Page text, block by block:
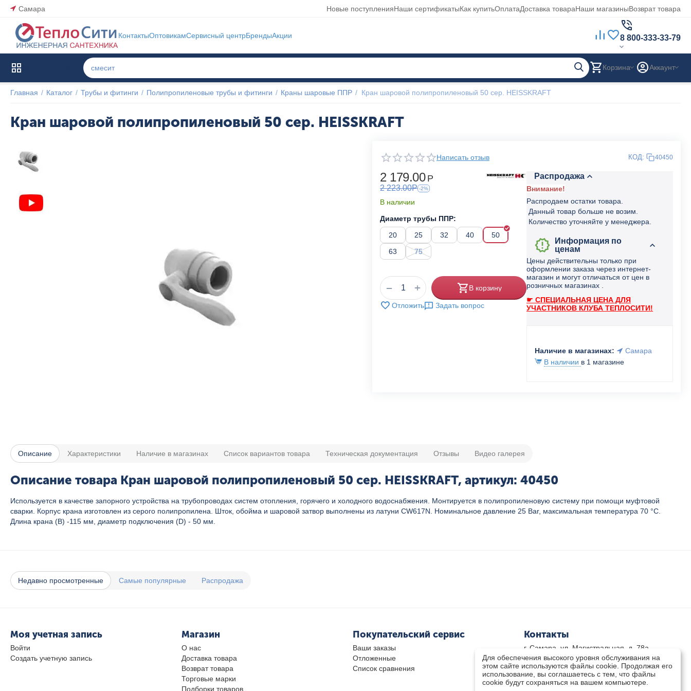
Самара Новые поступленияНаши сертификатыКак купитьОплатаДоставка товараНаши магазиныВозврат товара
КонтактыОптовикамСервисный центрБрендыАкции 8 800-333-33-79
Корзина Аккаунт
Главная / Каталог / Трубы и фитинги / Полипропиленовые трубы и фитинги / Краны шаровые ППР / Кран шаровой полипропиленовый 50 сер. HEISSKRAFT
Кран шаровой полипропиленовый 50 сер. HEISSKRAFT
Популярный
Написать отзыв КОД: 40450
2 179.00 Р
2 223.00Р -2%
В наличии
Диаметр трубы ППР:
20
25 32 40
50
63
75
+
− В корзину
Отложить Задать вопрос
Распродажа
Внимание!
Распродаем остатки товара.
Данный товар больше не возим.
Количество уточняйте у менеджера.
Информация по
ценам
Цены действительны только при
оформлении заказа через интернет-
магазин и могут отличаться от цен в
розничных магазинах .
☛ СПЕЦИАЛЬНАЯ ЦЕНА ДЛЯ
УЧАСТНИКОВ КЛУБА ТЕПЛОСИТИ!
Наличие в магазинах:
Самара
В наличии в 1 магазине
Описание Характеристики Наличие в магазинах Список вариантов товара Техническая документация Отзывы Видео галерея
Описание товара Кран шаровой полипропиленовый 50 сер. HEISSKRAFT, артикул: 40450
Используется в качестве запорного устройства на трубопроводах систем отопления, горячего и холодного водоснабжения. Монтируется в полипропиленовую систему при помощи муфтовой
сварки. Корпус крана изготовлен из серого полипропилена. Шток, обойма и шаровой затвор выполнены из латуни CW617N. Номинальное давление 25 Bar, максимальная температура 70 °C.
Длина крана (В) -115 мм, диаметр подключения (D) - 50 мм.
Недавно просмотренные Самые популярные Распродажа
Моя учетная запись
Войти
Создать учетную запись
Магазин
О нас
Доставка товара
Возврат товара
Торговые марки
Подборки товаров
Покупательский сервис
Ваши заказы
Отложенные
Список сравнения
Контакты
г. Самара, ул. Магистральная, д. 78а
8 800-333-33-79(звонок бесплатный)
8(846)-211-03-15
Пн-Пт 8.30 - 17.30 Сб 9.00 - 16.00
zakaz@teplocity.com
Для обеспечения высокого уровня обслуживания на
этом сайте используются файлы cookie. Продолжая его
использование, вы соглашаетесь с тем, что файлы
cookie будут сохраняться на вашем компьютере.